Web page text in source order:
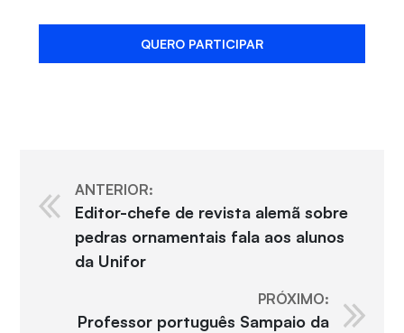
QUERO PARTICIPAR
ANTERIOR:
Editor-chefe de revista alemã sobre
pedras ornamentais fala aos alunos
da Unifor
PRÓXIMO:
Professor português Sampaio da